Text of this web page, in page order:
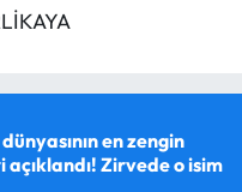
en zengin
açıklandı! Zirvede o isim